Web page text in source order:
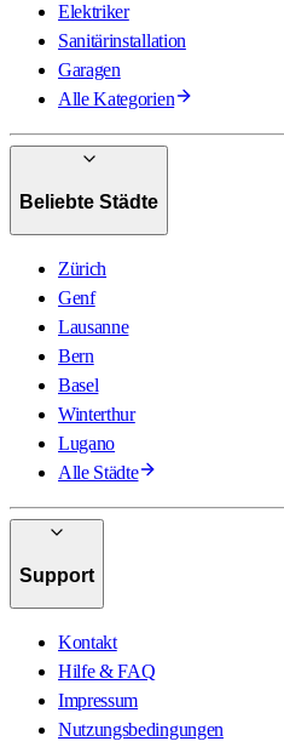
Elektriker
Sanitärinstallation
Garagen
Alle Kategorien
Beliebte Städte
Zürich
Genf
Lausanne
Bern
Basel
Winterthur
Lugano
Alle Städte
Support
Kontakt
Hilfe & FAQ
Impressum
Nutzungsbedingungen